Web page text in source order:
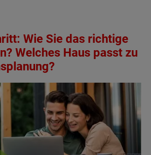
Wie Sie das richtige
Welches Haus passt zu